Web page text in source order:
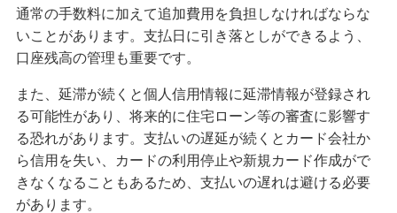
通常の手数料に加えて追加費用を負担しなければならな
いことがあります。支払日に引き落としができるよう、
口座残高の管理も重要です。
また、延滞が続くと個人信用情報に延滞情報が登録され
る可能性があり、将来的に住宅ローン等の審査に影響す
る恐れがあります。支払いの遅延が続くとカード会社か
ら信用を失い、カードの利用停止や新規カード作成がで
きなくなることもあるため、支払いの遅れは避ける必要
があります。